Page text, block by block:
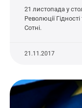
21 листопада у
Революції
Сотні.
21.11.2017